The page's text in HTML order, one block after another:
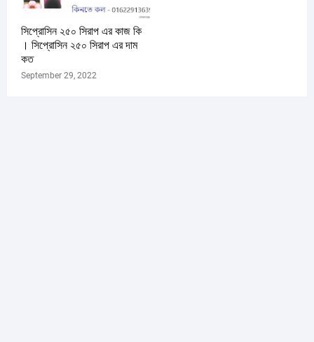
সিপ্রোসিন ২৫০ সিরাপ এর কাজ কি
। সিপ্রোসিন ২৫০ সিরাপ এর দাম
কত
September 29, 2022